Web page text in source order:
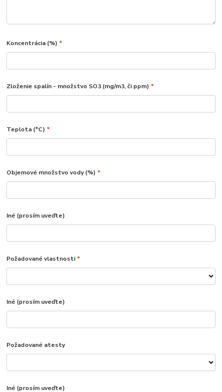
Koncentrácia (%) *
Zloženie spalín - množstvo SO3 (mg/m3, či ppm) *
Teplota (°C) *
Objemové množstvo vody (%) *
Iné (prosím uveďte)
Požadované vlastnosti *
Iné (prosím uveďte)
Požadované atesty
Iné (prosím uveďte)